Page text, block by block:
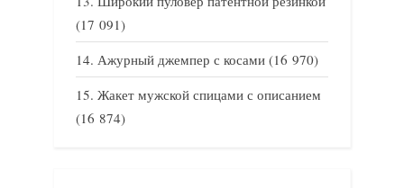
(17 091)
Ажурный джемпер с косами (16 970)
Жакет мужской спицами с описанием
(16 874)